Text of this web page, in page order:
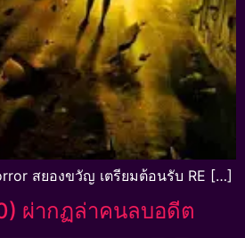
สยองขวัญ เตรียมต้อนรับ RE […]
ผ่ากฏล่าคนลบอดีต